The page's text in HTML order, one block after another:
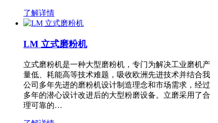
了解详情
LM 立式磨粉机
立式磨粉机是一种大型磨粉机，专门为解决工业磨机产
量低、耗能高等技术难题，吸收欧洲先进技术并结合我
公司多年先进的磨粉机设计制造理念和市场需求，经过
多年的潜心设计改进后的大型粉磨设备。立磨采用了合
理可靠的…